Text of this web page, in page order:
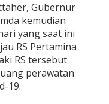
Gubernur
kemudian
yang saat ini
RS Pertamina
RS tersebut
perawatan
19.